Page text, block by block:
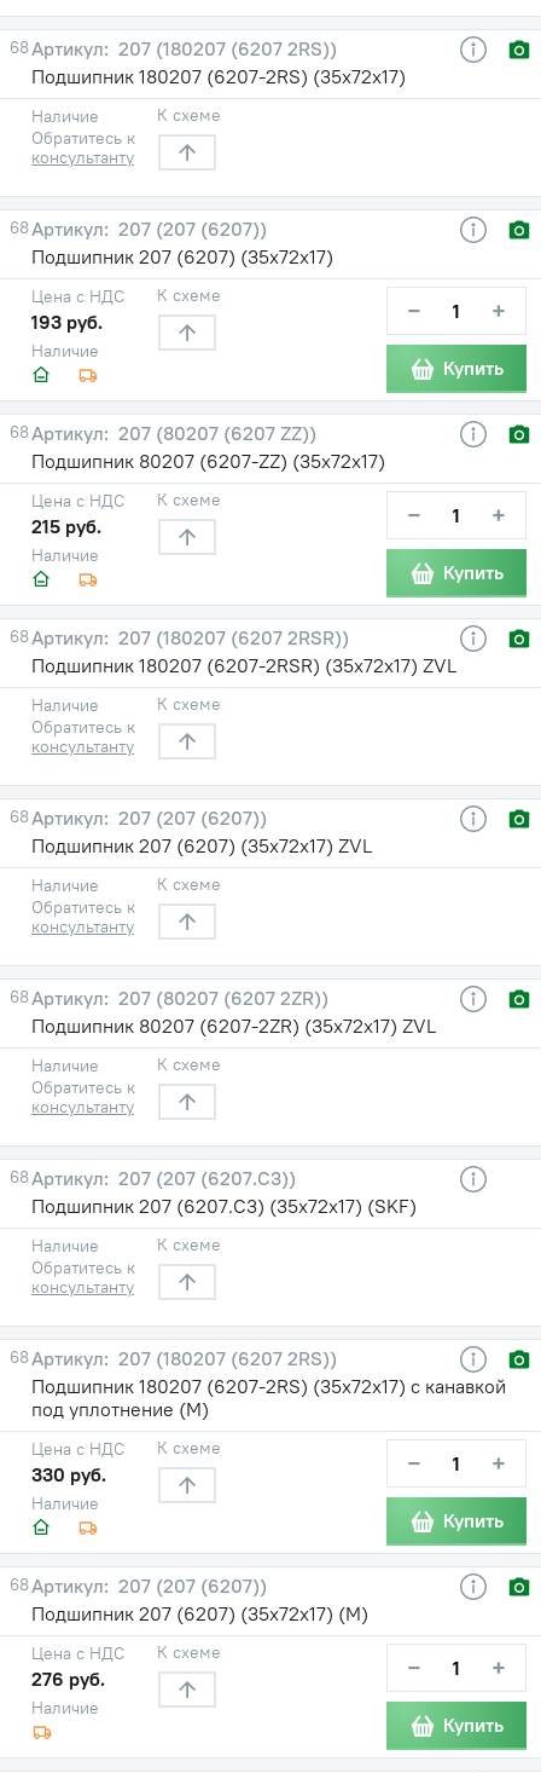
68
207 (180207 (6207 2RS))
Подшипник 180207 (6207-2RS) (35х72х17)
Наличие
Обратитесь к
консультанту
К схеме
68
207 (207 (6207))
Подшипник 207 (6207) (35х72х17)
Наличие
Цена с НДС
193 руб.
К схеме − +
Купить
68
207 (80207 (6207 ZZ))
Подшипник 80207 (6207-ZZ) (35х72х17)
Наличие
Цена с НДС
215 руб.
К схеме − +
Купить
68
207 (180207 (6207 2RSR))
Подшипник 180207 (6207-2RSR) (35х72х17) ZVL
Наличие
Обратитесь к
консультанту
К схеме
68
207 (207 (6207))
Подшипник 207 (6207) (35х72х17) ZVL
Наличие
Обратитесь к
консультанту
К схеме
68
207 (80207 (6207 2ZR))
Подшипник 80207 (6207-2ZR) (35х72х17) ZVL
Наличие
Обратитесь к
консультанту
К схеме
68
207 (207 (6207.C3))
Подшипник 207 (6207.C3) (35х72х17) (SKF)
Наличие
Обратитесь к
консультанту
К схеме
68
207 (180207 (6207 2RS))
Подшипник 180207 (6207-2RS) (35х72х17) с канавкой
под уплотнение (М)
Наличие
Цена с НДС
330 руб.
К схеме − +
Купить
68
207 (207 (6207))
Подшипник 207 (6207) (35х72х17) (М)
Наличие
Цена с НДС
276 руб.
К схеме − +
Купить